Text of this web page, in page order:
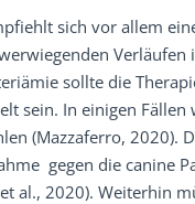
sich vor allem
Verläufen
sollte die
sein. In einigen
(Mazzaferro, 2020).
gegen die canine
al., 2020). Weiterhin